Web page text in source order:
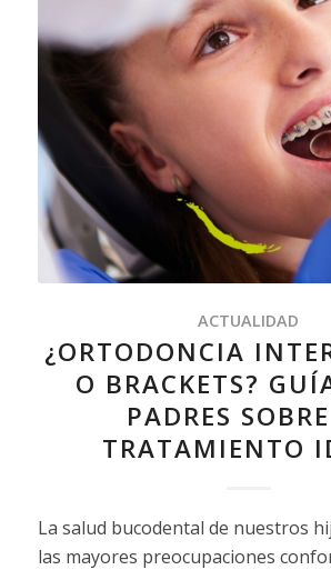
ACTUALIDAD
¿ORTODONCIA
O BRACKETS?
PADRES
TRATAMIENTO
La salud bucodental de nuestros
las mayores preocupaciones